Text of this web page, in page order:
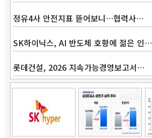
정유4사 안전지표 뜯어보니…협력사…
SK하이닉스, AI 반도체 호황에 젊은 인…
롯데건설, 2026 지속가능경영보고서…